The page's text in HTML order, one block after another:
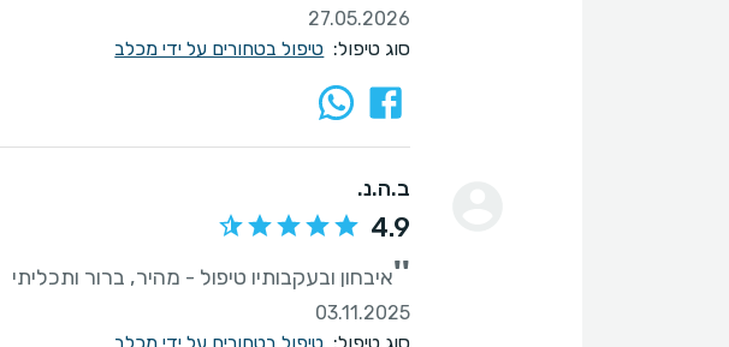
27.05.2026
סוג טיפול: טיפול בטחורים על ידי מכלב
ב.ה.נ.
4.9
''איבחון ובעקבותיו טיפול - מהיר, ברור ותכליתי
03.11.2025